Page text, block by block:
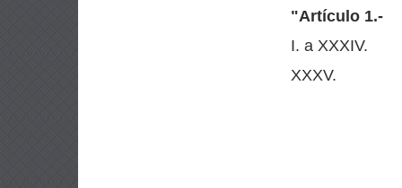
"Artículo 1.-
I. a XXXIV.
XXXV.